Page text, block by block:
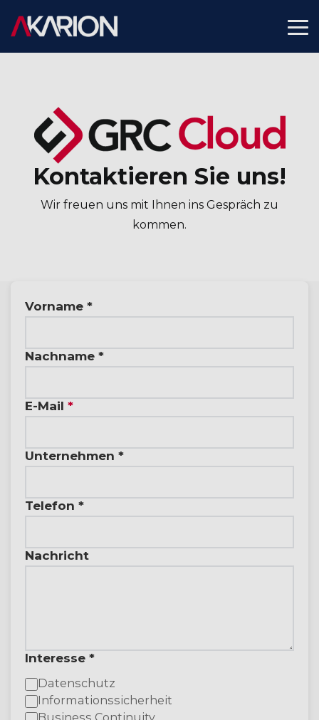
the
main
Kontaktieren Sie uns!
Wir freuen uns mit Ihnen ins Gespräch zu
kommen.
Vorname *
Nachname *
E-Mail *
Unternehmen *
Telefon *
Nachricht
Interesse *
Datenschutz
Informationssicherheit
Business Continuity